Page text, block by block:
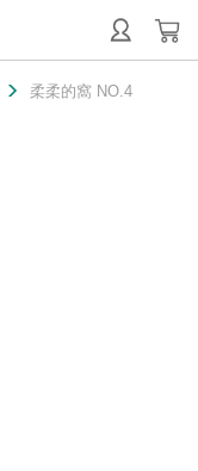
柔柔的窩 NO.4